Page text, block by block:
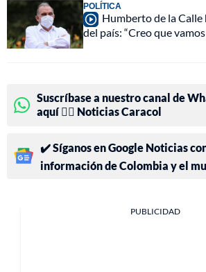
POLÍTICA
Humberto de la Calle
del país: “Creo que
Suscríbase a nuestro canal de
aquí 👉🏻 Noticias Caracol
✔️ Síganos en Google Noticias
información de Colombia y el
PUBLICIDAD